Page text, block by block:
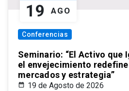
19 AGO
Conferencias
Seminario: “El Activo que
el envejecimiento
mercados y estrategia”
19 de Agosto de 2026